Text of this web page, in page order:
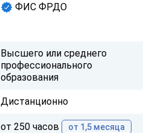
ФИС ФРДО
Высшего или среднего
профессионального
образования
Дистанционно
от 250 часов от 1,5 месяца